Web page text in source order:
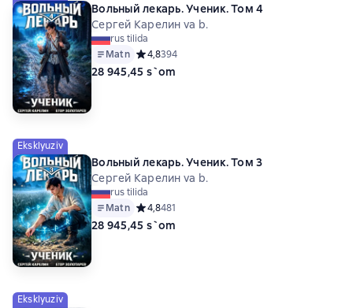
Вольный лекарь. Ученик. Том 4
Сергей Карелин va b.
rus tilida
Matn Средний рейтинг 4,8 на основе 394 оценок
4,8394
28 945,45 s`om
Eksklyuziv
Вольный лекарь. Ученик. Том 3
Сергей Карелин va b.
rus tilida
Matn Средний рейтинг 4,8 на основе 481 оценок
4,8481
28 945,45 s`om
Eksklyuziv